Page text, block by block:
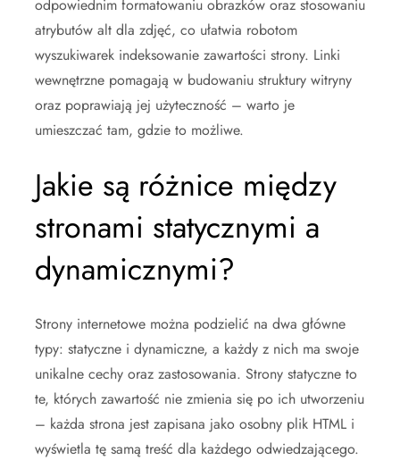
odpowiednim formatowaniu obrazków oraz stosowaniu
atrybutów alt dla zdjęć, co ułatwia robotom
wyszukiwarek indeksowanie zawartości strony. Linki
wewnętrzne pomagają w budowaniu struktury witryny
oraz poprawiają jej użyteczność – warto je
umieszczać tam, gdzie to możliwe.
Jakie są różnice między
stronami statycznymi a
dynamicznymi?
Strony internetowe można podzielić na dwa główne
typy: statyczne i dynamiczne, a każdy z nich ma swoje
unikalne cechy oraz zastosowania. Strony statyczne to
te, których zawartość nie zmienia się po ich utworzeniu
– każda strona jest zapisana jako osobny plik HTML i
wyświetla tę samą treść dla każdego odwiedzającego.